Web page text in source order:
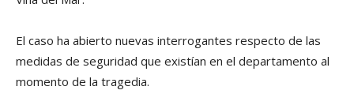
El caso ha abierto nuevas interrogantes respecto de las
medidas de seguridad que existían en el departamento al
momento de la tragedia.